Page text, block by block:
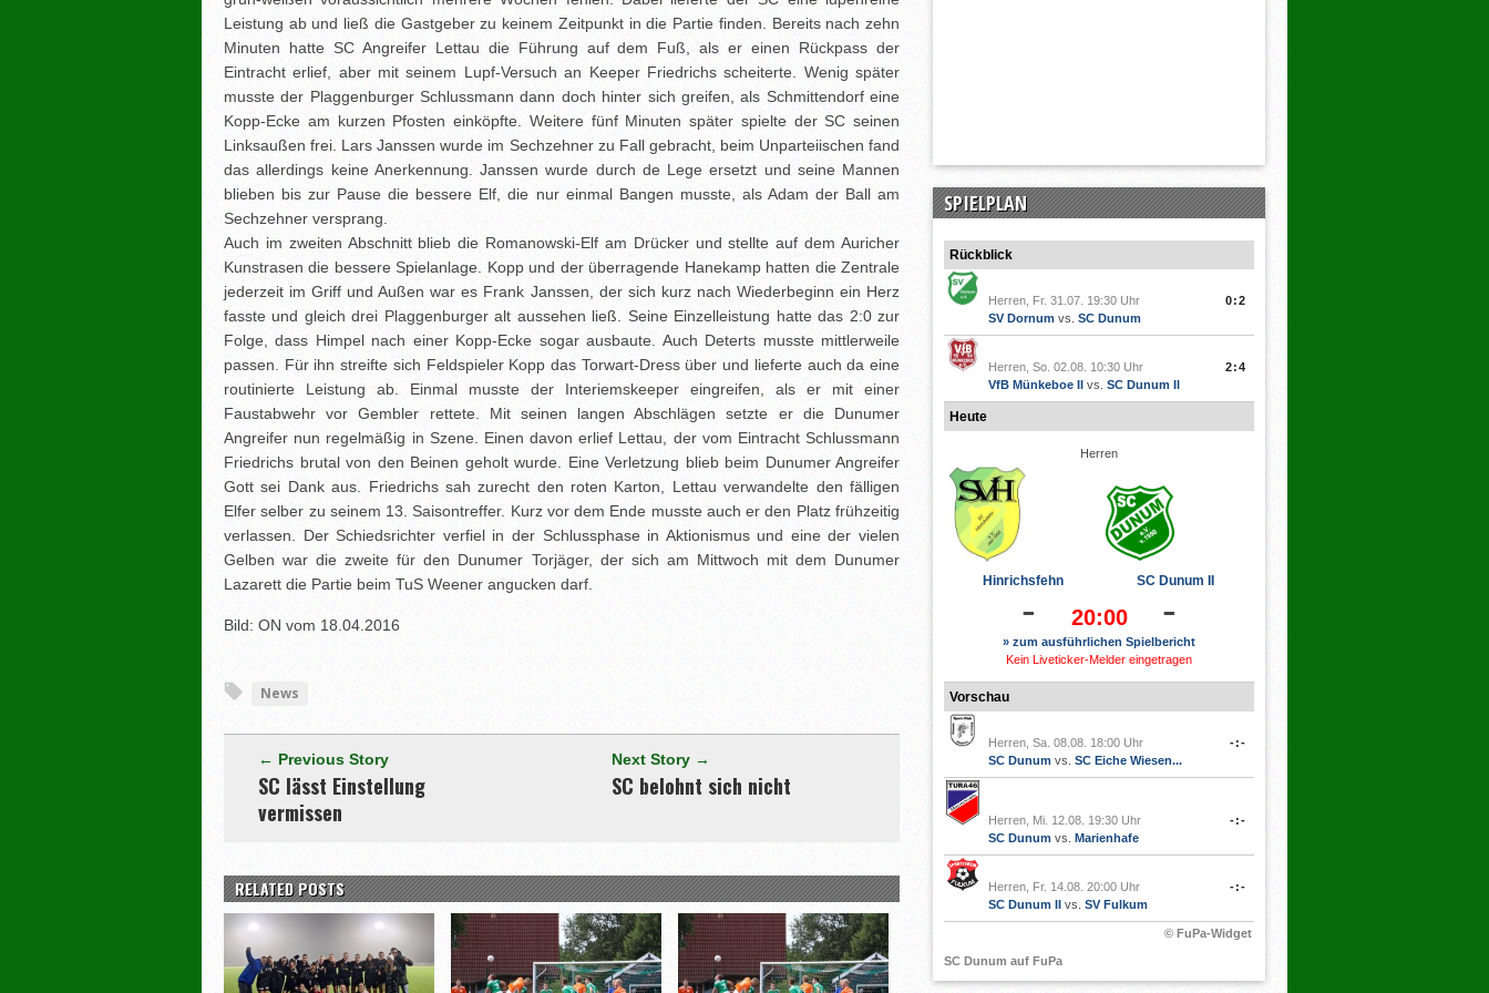
Leistung ab und ließ die Gastgeber zu keinem Zeitpunkt in die Partie finden. Bereits nach zehn
Minuten hatte SC Angreifer Lettau die Führung auf dem Fuß, als er einen Rückpass der
Eintracht erlief, aber mit seinem Lupf-Versuch an Keeper Friedrichs scheiterte. Wenig später
musste der Plaggenburger Schlussmann dann doch hinter sich greifen, als Schmittendorf eine
Kopp-Ecke am kurzen Pfosten einköpfte. Weitere fünf Minuten später spielte der SC seinen
Linksaußen frei. Lars Janssen wurde im Sechzehner zu Fall gebracht, beim Unparteiischen fand
das allerdings keine Anerkennung. Janssen wurde durch de Lege ersetzt und seine Mannen
blieben bis zur Pause die bessere Elf, die nur einmal Bangen musste, als Adam der Ball am
Sechzehner versprang.
Auch im zweiten Abschnitt blieb die Romanowski-Elf am Drücker und stellte auf dem Auricher
Kunstrasen die bessere Spielanlage. Kopp und der überragende Hanekamp hatten die Zentrale
jederzeit im Griff und Außen war es Frank Janssen, der sich kurz nach Wiederbeginn ein Herz
fasste und gleich drei Plaggenburger alt aussehen ließ. Seine Einzelleistung hatte das 2:0 zur
Folge, dass Himpel nach einer Kopp-Ecke sogar ausbaute. Auch Deterts musste mittlerweile
passen. Für ihn streifte sich Feldspieler Kopp das Torwart-Dress über und lieferte auch da eine
routinierte Leistung ab. Einmal musste der Interiemskeeper eingreifen, als er mit einer
Faustabwehr vor Gembler rettete. Mit seinen langen Abschlägen setzte er die Dunumer
Angreifer nun regelmäßig in Szene. Einen davon erlief Lettau, der vom Eintracht Schlussmann
Friedrichs brutal von den Beinen geholt wurde. Eine Verletzung blieb beim Dunumer Angreifer
Gott sei Dank aus. Friedrichs sah zurecht den roten Karton, Lettau verwandelte den fälligen
Elfer selber zu seinem 13. Saisontreffer. Kurz vor dem Ende musste auch er den Platz frühzeitig
verlassen. Der Schiedsrichter verfiel in der Schlussphase in Aktionismus und eine der vielen
Gelben war die zweite für den Dunumer Torjäger, der sich am Mittwoch mit dem Dunumer
Lazarett die Partie beim TuS Weener angucken darf.
Bild: ON vom 18.04.2016
News
← Previous Story
SC lässt Einstellung
vermissen
Next Story →
SC belohnt sich nicht
RELATED POSTS
SPIELPLAN
Rückblick
Herren, Fr. 31.07. 19:30 Uhr
SV Dornum vs. SC Dunum
0:2
Herren, So. 02.08. 10:30 Uhr
VfB Münkeboe II vs. SC Dunum II
2:4
Heute
Herren
Hinrichsfehn SC Dunum II
- 20:00 -
» zum ausführlichen Spielbericht
Kein Liveticker-Melder eingetragen
Vorschau
Herren, Sa. 08.08. 18:00 Uhr
SC Dunum vs. SC Eiche Wiesen...
-:-
Herren, Mi. 12.08. 19:30 Uhr
SC Dunum vs. Marienhafe
-:-
Herren, Fr. 14.08. 20:00 Uhr
SC Dunum II vs. SV Fulkum
-:-
© FuPa-Widget
SC Dunum auf FuPa